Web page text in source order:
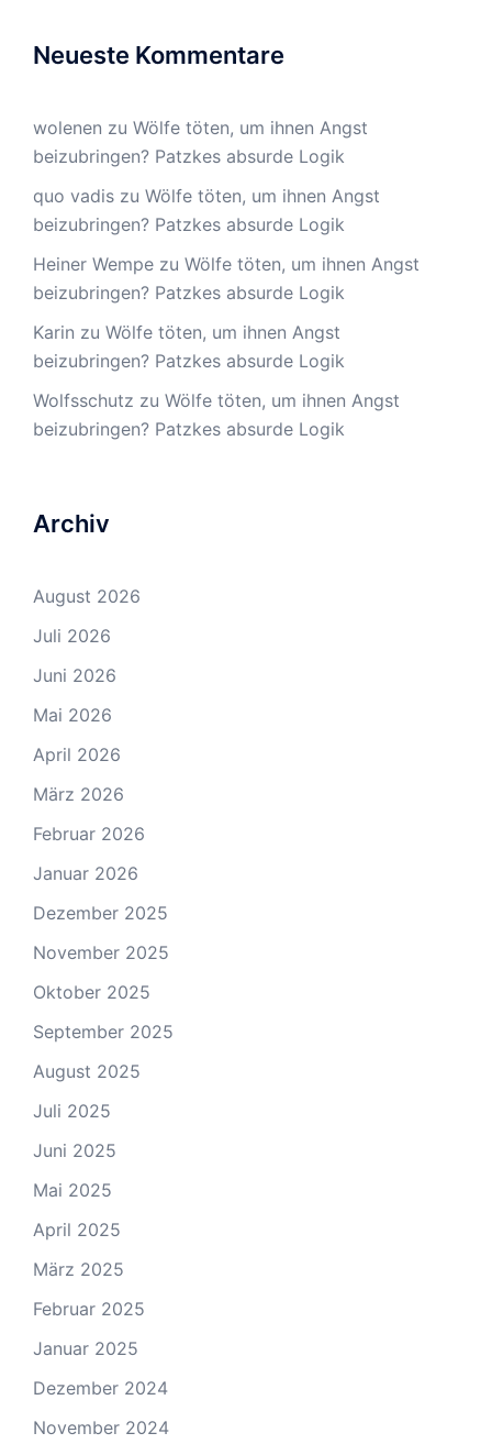
Neueste Kommentare
wolenen zu Wölfe töten, um ihnen Angst
beizubringen? Patzkes absurde Logik
quo vadis zu Wölfe töten, um ihnen Angst
beizubringen? Patzkes absurde Logik
Heiner Wempe zu Wölfe töten, um ihnen Angst
beizubringen? Patzkes absurde Logik
Karin zu Wölfe töten, um ihnen Angst
beizubringen? Patzkes absurde Logik
Wolfsschutz zu Wölfe töten, um ihnen Angst
beizubringen? Patzkes absurde Logik
Archiv
August 2026
Juli 2026
Juni 2026
Mai 2026
April 2026
März 2026
Februar 2026
Januar 2026
Dezember 2025
November 2025
Oktober 2025
September 2025
August 2025
Juli 2025
Juni 2025
Mai 2025
April 2025
März 2025
Februar 2025
Januar 2025
Dezember 2024
November 2024